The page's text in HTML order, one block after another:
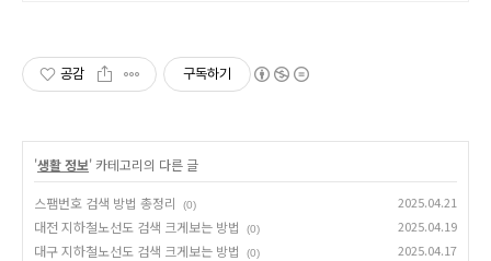
공감 구독하기
'생활 정보' 카테고리의 다른 글
스팸번호 검색 방법 총정리 (0) 2025.04.21
대전 지하철노선도 검색 크게보는 방법 (0) 2025.04.19
대구 지하철노선도 검색 크게보는 방법 (0) 2025.04.17